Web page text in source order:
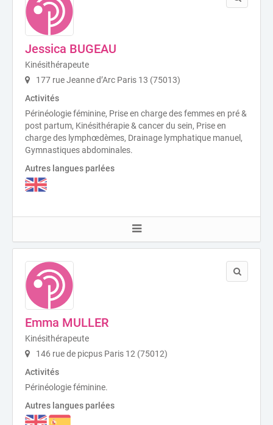
Jessica BUGEAU
Kinésithérapeute
177 rue Jeanne d’Arc Paris 13 (75013)
Activités
Périnéologie féminine, Prise en charge des femmes en pré &
post partum, Kinésithérapie & cancer du sein, Prise en
charge des lymphœdèmes, Drainage lymphatique manuel,
Gymnastiques abdominales.
Autres langues parlées
Emma MULLER
Kinésithérapeute
146 rue de picpus Paris 12 (75012)
Activités
Périnéologie féminine.
Autres langues parlées